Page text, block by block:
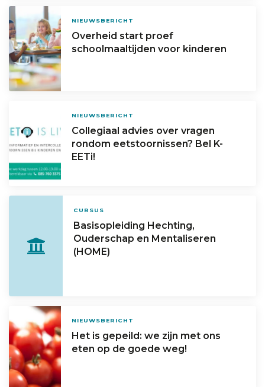
NIEUWSBERICHT
Overheid start proef
schoolmaaltijden voor kinderen
NIEUWSBERICHT
Collegiaal advies over vragen
rondom eetstoornissen? Bel K-
EETi!
CURSUS
Basisopleiding Hechting,
Ouderschap en Mentaliseren
(HOME)
NIEUWSBERICHT
Het is gepeild: we zijn met ons
eten op de goede weg!